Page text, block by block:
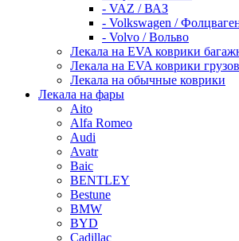
- VAZ / ВАЗ
- Volkswagen /
- Volvo / Вольво
Лекала на EVA коврики
Лекала на EVA коврики
Лекала на обычные коврики
Лекала на фары
Aito
Alfa Romeo
Audi
Avatr
Baic
BENTLEY
Bestune
BMW
BYD
Cadillac